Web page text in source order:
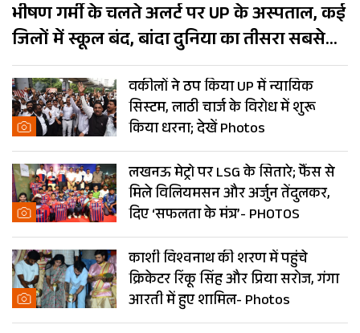
भीषण गर्मी के चलते अलर्ट पर UP के अस्पताल, कई
जिलों में स्कूल बंद, बांदा दुनिया का तीसरा सबसे
गर्म शहर
वकीलों ने ठप किया UP में न्यायिक
सिस्टम, लाठी चार्ज के विरोध में शुरू
किया धरना; देखें Photos
लखनऊ मेट्रो पर LSG के सितारे; फैंस से
मिले विलियमसन और अर्जुन तेंदुलकर,
दिए ‘सफलता के मंत्र’- PHOTOS
काशी विश्वनाथ की शरण में पहुंचे
क्रिकेटर रिंकू सिंह और प्रिया सरोज, गंगा
आरती में हुए शामिल- Photos